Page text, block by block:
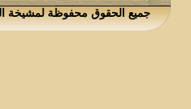
جميع الحقوق محفوظة لمشيخة الطريقة